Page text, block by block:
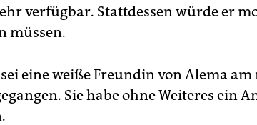
verfügbar. Stattdessen würde er
müssen.
eine weiße Freundin von Alema am
Sie habe ohne Weiteres ein